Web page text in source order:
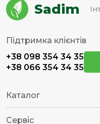
Sadim
Підтримка клієнтів
+38 098 354 34 35
+38 066 354 34 35
Каталог
Сервіс